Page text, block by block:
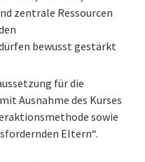
zentrale Ressourcen
bewusst gestärkt
für die
Ausnahme des Kurses
sowie
Eltern“.